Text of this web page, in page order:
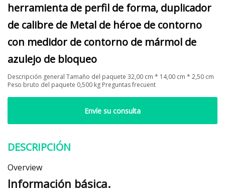
herramienta de perfil de forma, duplicador
de calibre de Metal de héroe de contorno
con medidor de contorno de mármol de
azulejo de bloqueo
Descripción general Tamaño del paquete 32,00 cm * 14,00 cm * 2,50 cm
Peso bruto del paquete 0,500 kg Preguntas frecuent
Envíe su consulta
DESCRIPCIÓN
Overview
Información básica.